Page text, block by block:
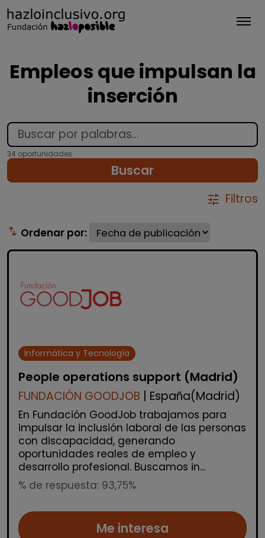
Empleos que impulsan la
inserción
34 oportunidades
Buscar
tune Filtros
swap_vert Ordenar por:
Informática y Tecnología
People operations support (Madrid)
FUNDACIÓN GOODJOB | España(Madrid)
En Fundación GoodJob trabajamos para
impulsar la inclusión laboral de las personas
con discapacidad, generando
oportunidades reales de empleo y
desarrollo profesional. Buscamos in...
% de respuesta: 93,75%
Me interesa